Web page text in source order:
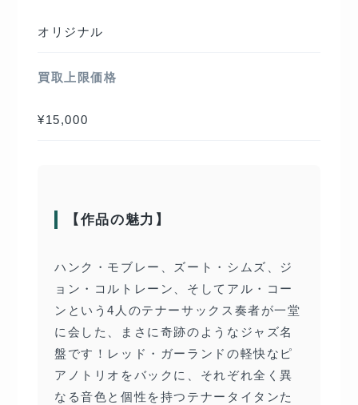
オリジナル
買取上限価格
¥15,000
【作品の魅力】
ハンク・モブレー、ズート・シムズ、ジ
ョン・コルトレーン、そしてアル・コー
ンという4人のテナーサックス奏者が一堂
に会した、まさに奇跡のようなジャズ名
盤です！レッド・ガーランドの軽快なピ
アノトリオをバックに、それぞれ全く異
なる音色と個性を持つテナータイタンた